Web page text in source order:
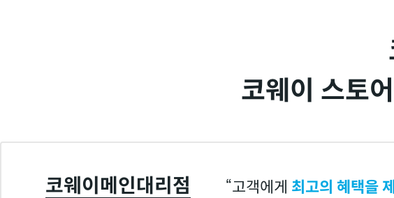
코웨이 스토
코웨이메인대리점 고객에게 최고의 혜택을